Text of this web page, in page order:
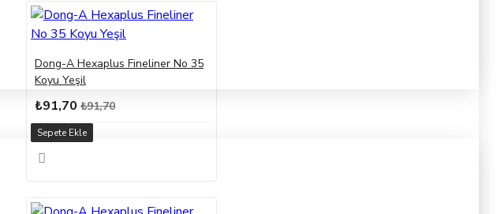
Dong-A Hexaplus Fineliner No 35
Koyu Yeşil
₺91,70 ₺91,70
Sepete Ekle